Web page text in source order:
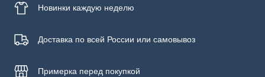
Новинки каждую неделю
Доставка по всей России или самовывоз
Примерка перед покупкой